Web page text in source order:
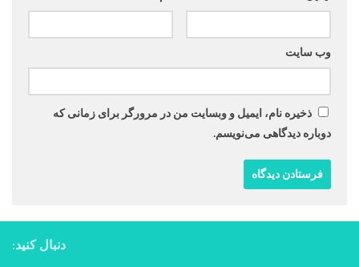
وب‌ سایت
ذخیره نام، ایمیل و وبسایت من در مرورگر برای زمانی که
دوباره دیدگاهی می‌نویسم.
دنبال کنید: